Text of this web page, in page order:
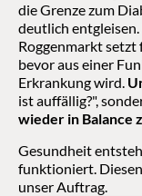
die Grenze zum
deutlich entgleisen.
Roggenmarkt setzt
bevor aus einer
Erkrankung wird.
ist auffällig?",
wieder in Balance
Gesundheit
funktioniert.
unser Auftrag.